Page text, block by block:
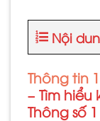
Nội
Thông tin
– Tìm
Thông số